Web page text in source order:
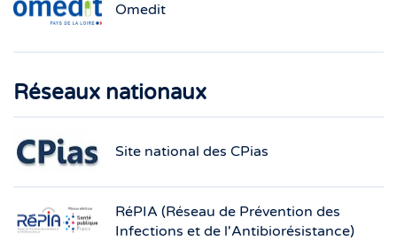
Omedit
Réseaux nationaux
Site national des CPias
RéPIA (Réseau de Prévention des
Infections et de l'Antibiorésistance)